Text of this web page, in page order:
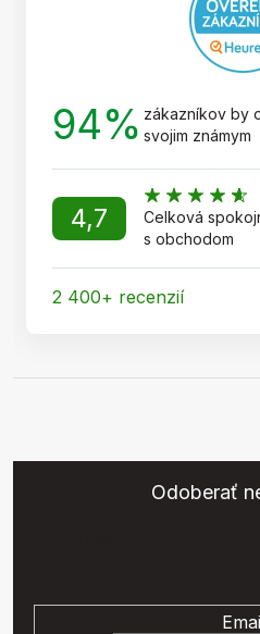
94% zákazníkov by
svojim známym
4,7
Celková
s obchodom
2 400+ recenzií
Odoberať